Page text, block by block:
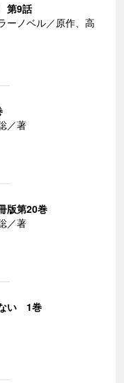
第9話
ーノベル／原作、高
／著
版第20巻
／著
い 1巻